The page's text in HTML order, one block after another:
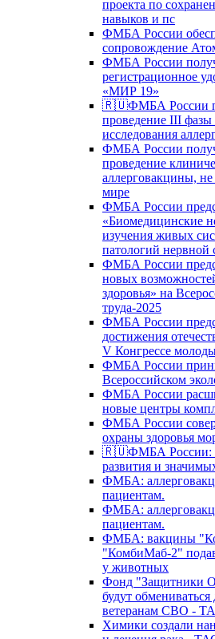
проекта по
навыков и пс
ФМБА России
сопровождение
ФМБА России
регистрационное
«МИР 19»
🇷🇺ФМБА России
проведение III фазы
исследования
ФМБА России
проведение
аллерговакцины,
мире
ФМБА России
«Биомедицинские
изучения живых
патологий нервной
ФМБА России
новых
здоровья» на
труда-2025
ФМБА России
достижения
V Конгрессе
ФМБА России
Всероссийском
ФМБА России
новые центры
ФМБА России
охраны здоровья
🇷🇺ФМБА России:
развития и
ФМБА:
пациентам.
ФМБА:
пациентам.
ФМБА: вакцины
"КомбиМаб-2"
у животных
Фонд "Защитники
будут
ветеранам СВО -
Химики создали